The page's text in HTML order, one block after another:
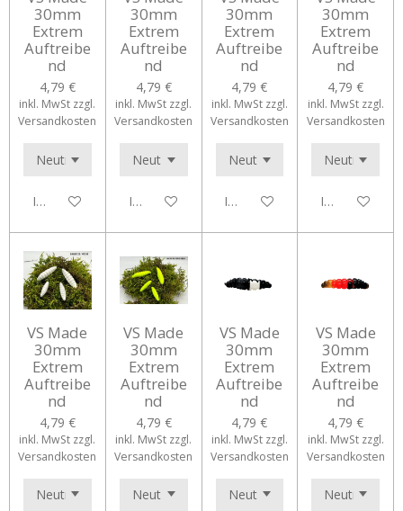
30mm
Extrem
Auftreibe
nd
4,79 €
inkl. MwSt zzgl.
Versandkosten
In den Warenkorb
30mm
Extrem
Auftreibe
nd
4,79 €
inkl. MwSt zzgl.
Versandkosten
In den Warenkorb
30mm
Extrem
Auftreibe
nd
4,79 €
inkl. MwSt zzgl.
Versandkosten
In den Warenkorb
30mm
Extrem
Auftreibe
nd
4,79 €
inkl. MwSt zzgl.
Versandkosten
In den
VS Made
30mm
Extrem
Auftreibe
nd
4,79 €
inkl. MwSt zzgl.
Versandkosten
VS Made
30mm
Extrem
Auftreibe
nd
4,79 €
inkl. MwSt zzgl.
Versandkosten
VS Made
30mm
Extrem
Auftreibe
nd
4,79 €
inkl. MwSt zzgl.
Versandkosten
VS Made
30mm
Extrem
Auftreibe
nd
4,79 €
inkl. MwSt zzgl.
Versandkosten